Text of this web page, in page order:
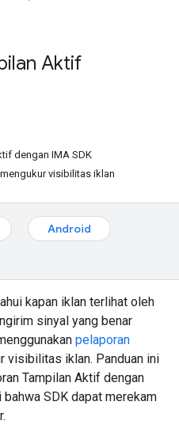
Aktif
dengan IMA SDK
visibilitas iklan
Android
kapan iklan terlihat oleh
sinyal yang benar
pelaporan
visibilitas iklan. Panduan ini
Tampilan Aktif dengan
SDK dapat merekam